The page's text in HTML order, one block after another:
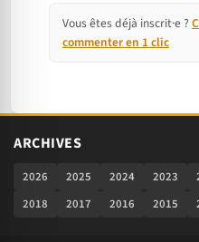
Vous êtes déjà inscrit·e ?
commenter en 1 clic
ARCHIVES
2026 2025 2024 2023
2018
2017 2016 2015